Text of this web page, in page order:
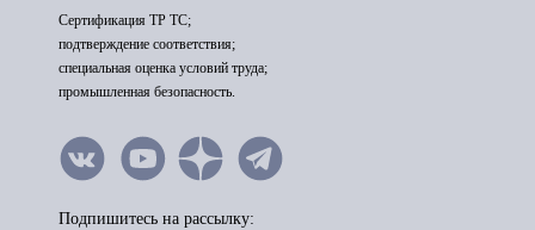
Сертификация ТР ТС;
подтверждение соответствия;
специальная оценка условий труда;
промышленная безопасность.
Подпишитесь на рассылку: